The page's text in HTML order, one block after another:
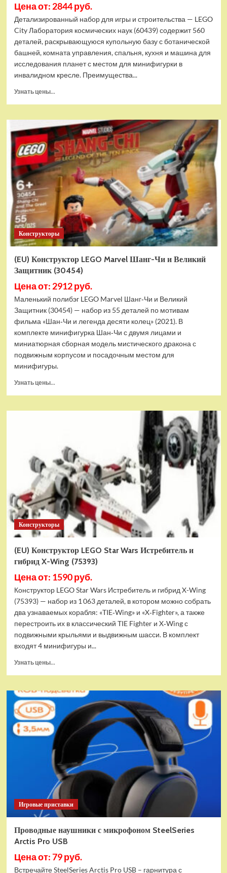
Цена от: 2844 руб.
Детализированный набор для игры и строительства — LEGO
City Лаборатория космических наук (60439) содержит 560
деталей, раскрывающуюся купольную базу с ботанической
башней, комната управления, спальня, кухня и машина для
исследования планет с местом для минифигурки в
инвалидном кресле. Преимущества...
Узнать цены...
(EU)
Конструктор
LEGO
City
Лаборатория
космических
наук
(60439)
Конструкторы
(EU) Конструктор LEGO Marvel Шанг-Чи и Великий
Защитник (30454)
Цена от: 2912 руб.
Маленький полибэг LEGO Marvel Шанг‑Чи и Великий
Защитник (30454) — набор из 55 деталей по мотивам
фильма «Шан‑Чи и легенда десяти колец» (2021). В
комплекте минифигурка Шан‑Чи с двумя лицами и
миниатюрная сборная модель мистического дракона с
подвижным корпусом и посадочным местом для
минифигуры.
Узнать цены...
(EU)
Шанг-
Чи
и
Великий
Защитник
(30454)
Конструкторы
(EU) Конструктор LEGO Star Wars Истребитель и
гибрид X-Wing (75393)
Цена от: 1590 руб.
Конструктор LEGO Star Wars Истребитель и гибрид X-Wing
(75393) — набор из 1 063 деталей, в котором можно собрать
два узнаваемых корабля: «TIE‑Wing» и «X‑Fighter», а также
перестроить их в классический TIE Fighter и X‑Wing с
подвижными крыльями и выдвижным шасси. В комплект
входят 4 минифигуры и...
Узнать цены...
(EU)
Конструктор
LEGO
Star
Wars
Истребитель
и
гибрид
X-
Wing
(75393)
Игровые приставки
Проводные наушники с микрофоном SteelSeries
Arctis Pro USB
Цена от: 79 руб.
Встречайте SteelSeries Arctis Pro USB – гарнитура с